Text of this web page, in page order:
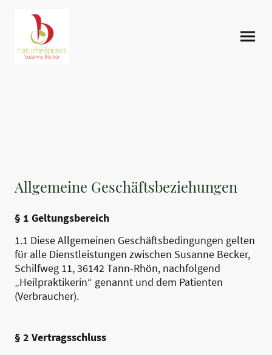
Allgemeine Geschäftsbeziehungen
§ 1 Geltungsbereich
1.1 Diese Allgemeinen Geschäftsbedingungen gelten
für alle Dienstleistungen zwischen Susanne Becker,
Schilfweg 11, 36142 Tann-Rhön, nachfolgend
„Heilpraktikerin“ genannt und dem Patienten
(Verbraucher).
§ 2 Vertragsschluss